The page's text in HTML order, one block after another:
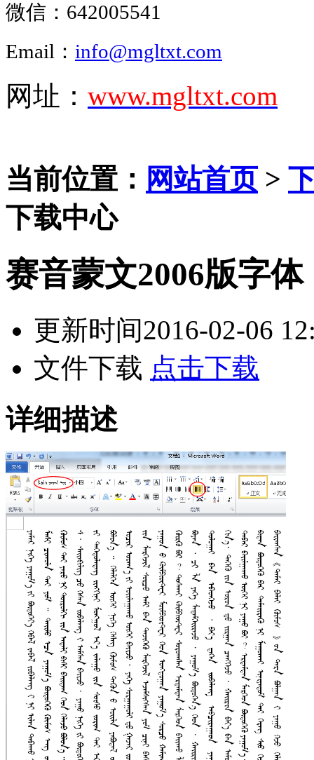
微信： 642005541
Email： info@mgltxt.com
网址： www.mgltxt.com
当前位置： 网站首页>
下载中心
赛音蒙文2006版字体
更新时间2016-02-06
文件下载 点击下载
详细描述